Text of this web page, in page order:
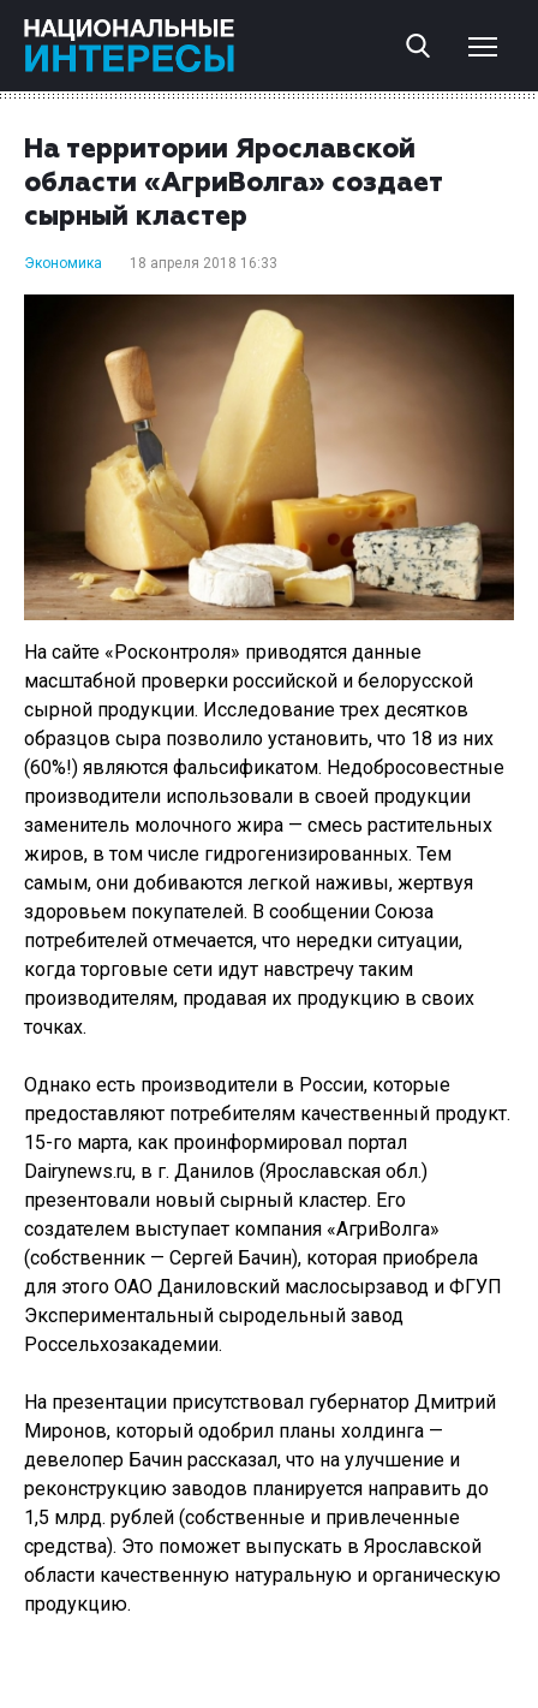
На территории Ярославской
области «АгриВолга» создает
сырный кластер
Экономика 18 апреля 2018 16:33
На сайте «Росконтроля» приводятся данные
масштабной проверки российской и белорусской
сырной продукции. Исследование трех десятков
образцов сыра позволило установить, что 18 из них
(60%!) являются фальсификатом. Недобросовестные
производители использовали в своей продукции
заменитель молочного жира — смесь растительных
жиров, в том числе гидрогенизированных. Тем
самым, они добиваются легкой наживы, жертвуя
здоровьем покупателей. В сообщении Союза
потребителей отмечается, что нередки ситуации,
когда торговые сети идут навстречу таким
производителям, продавая их продукцию в своих
точках.
Однако есть производители в России, которые
предоставляют потребителям качественный продукт.
15-го марта, как проинформировал портал
Dairynews.ru, в г. Данилов (Ярославская обл.)
презентовали новый сырный кластер. Его
создателем выступает компания «АгриВолга»
(собственник — Сергей Бачин), которая приобрела
для этого ОАО Даниловский маслосырзавод и ФГУП
Экспериментальный сыродельный завод
Россельхозакадемии.
На презентации присутствовал губернатор Дмитрий
Миронов, который одобрил планы холдинга —
девелопер Бачин рассказал, что на улучшение и
реконструкцию заводов планируется направить до
1,5 млрд. рублей (собственные и привлеченные
средства). Это поможет выпускать в Ярославской
области качественную натуральную и органическую
продукцию.